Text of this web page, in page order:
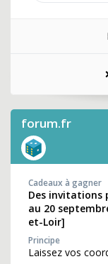
forum.fr
Cadeaux à gagner
Des invitations
au 20
et-Loir]
Principe
Laissez vos